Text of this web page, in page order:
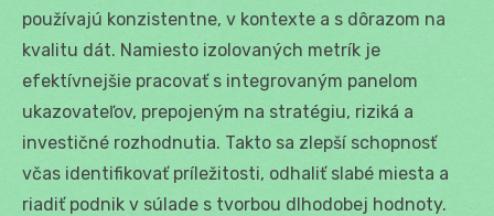
používajú konzistentne, v kontexte a s dôrazom na
kvalitu dát. Namiesto izolovaných metrík je
efektívnejšie pracovať s integrovaným panelom
ukazovateľov, prepojeným na stratégiu, riziká a
investičné rozhodnutia. Takto sa zlepší schopnosť
včas identifikovať príležitosti, odhaliť slabé miesta a
riadiť podnik v súlade s tvorbou dlhodobej hodnoty.